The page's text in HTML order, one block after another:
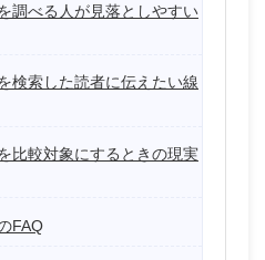
調べる人が見落としやすい
検索した読者に伝えたい線
比較対象にするときの現実
FAQ